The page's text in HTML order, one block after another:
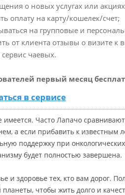
о новых услугах или
оплату на карту/кошелек/счет;
на групповые и
от клиента отзывы о визите к
чаевых.
первый месяц
в сервисе
имеется. Часто Лапачо
а если прибавить к известным
поддержку при
будет полностью завершена.
и здоровье тех, кто вам дорог.
чтобы жить долго и